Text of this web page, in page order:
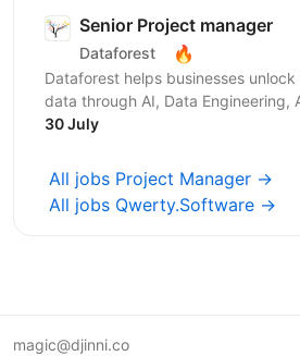
Senior Project manager
Dataforest 🔥
Dataforest helps businesses
data through AI, Data Engineering,
and custom Web Product
30 July
All jobs Project Manager →
All jobs Qwerty.Software →
magic@djinni.co